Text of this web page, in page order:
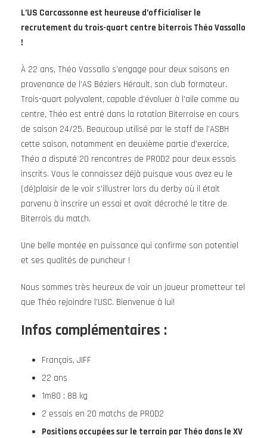
L’US Carcassonne est heureuse d’officialiser le
recrutement du trois-quart centre biterrois Théo Vassallo
!
À 22 ans, Théo Vassallo s’engage pour deux saisons en
provenance de l’AS Béziers Hérault, son club formateur.
Trois-quart polyvalent, capable d’évoluer à l’aile comme au
centre, Théo est entré dans la rotation Biterroise en cours
de saison 24/25. Beaucoup utilisé par le staff de l’ASBH
cette saison, notamment en deuxième partie d’exercice,
Théo a disputé 20 rencontres de PROD2 pour deux essais
inscrits. Vous le connaissez déjà puisque vous avez eu le
(dé)plaisir de le voir s’illustrer lors du derby où il était
parvenu à inscrire un essai et avait décroché le titre de
Biterrois du match.
Une belle montée en puissance qui confirme son potentiel
et ses qualités de puncheur !
Nous sommes très heureux de voir un joueur prometteur tel
que Théo rejoindre l’USC. Bienvenue à lui!
Infos complémentaires :
Français, JIFF
22 ans
1m80 ; 88 kg
2 essais en 20 matchs de PROD2
Positions occupées sur le terrain par Théo dans le XV